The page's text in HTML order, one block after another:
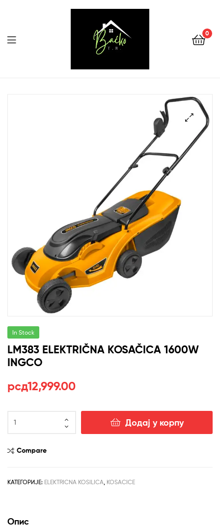
0
Menu
In Stock
LM383 ELEKTRIČNA KOSAČICA 1600W
INGCO
рсд12,999.00
ELEKTRIČNA
1600W
Додај у корпу
Compare
КАТЕГОРИЈЕ: ELEKTRICNA KOSILICA KOSACICE
Опис